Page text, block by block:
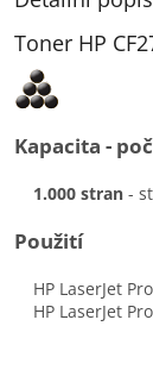
Toner HP
Kapacita -
1.000 stran -
Použití
HP LaserJet
HP LaserJet